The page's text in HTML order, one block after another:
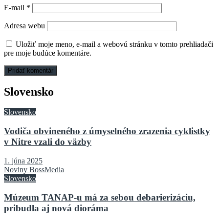
E-mail *
Adresa webu
Uložiť moje meno, e-mail a webovú stránku v tomto prehliadači
pre moje budúce komentáre.
Slovensko
Slovensko
Vodiča obvineného z úmyselného zrazenia cyklistky
v Nitre vzali do väzby
1. júna 2025
Noviny BossMedia
Slovensko
Múzeum TANAP-u má za sebou debarierizáciu,
pribudla aj nová dioráma